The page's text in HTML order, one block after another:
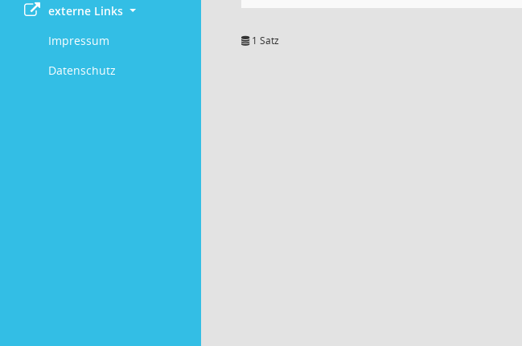
externe Links
Impressum
Datenschutz
1 Satz